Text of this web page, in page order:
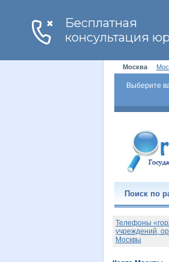
Москва
Выберите
Поиск по
Телефоны
учреждений,
Москвы